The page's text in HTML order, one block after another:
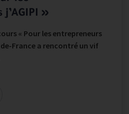
»
« Pour les entrepreneurs
de-France a rencontré un vif